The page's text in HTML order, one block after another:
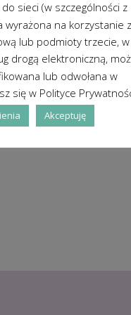
sieci (w szczególności z
wyrażona na korzystanie z
lub podmioty trzecie, w
drogą elektroniczną,
lub odwołana w
się w Polityce
Akceptuję